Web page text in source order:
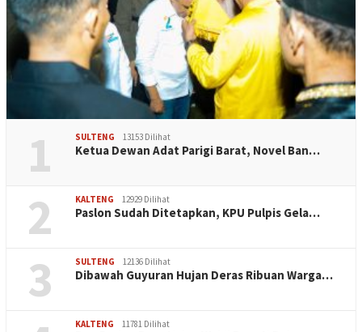
1 SULTENG 13153 Dilihat
Ketua Dewan Adat Parigi Barat, Novel Ban…
2 KALTENG 12929 Dilihat
Paslon Sudah Ditetapkan, KPU Pulpis Gela…
3 SULTENG 12136 Dilihat
Dibawah Guyuran Hujan Deras Ribuan Warga…
KALTENG 11781 Dilihat